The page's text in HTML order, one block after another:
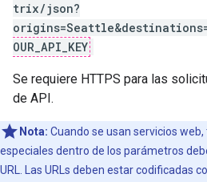
trix/json?
OUR_API_KEY
Se requiere HTTPS para las
de API.
Nota: Cuando se usan servicios
especiales dentro de los parámetros
URL. Las URLs deben estar codificadas